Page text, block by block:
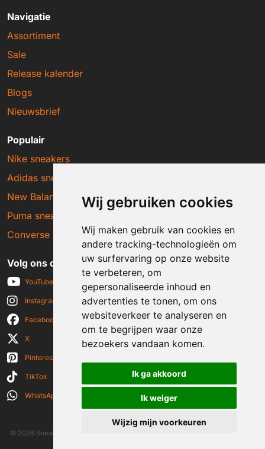
Wij gebruiken cookies
Wij maken gebruik van cookies en
andere tracking-technologieën om
uw surfervaring op onze website
te verbeteren, om
gepersonaliseerde inhoud en
advertenties te tonen, om ons
websiteverkeer te analyseren en
om te begrijpen waar onze
bezoekers vandaan komen.
Ik ga akkoord
Ik weiger
Wijzig mijn voorkeuren
Navigatie
Assortiment
Sale
Release kalender
Blogs
Nieuwsbrief
Populair
Nike sneakers
Adidas sneakers
New Balance sneakers
Puma sneakers
Converse sneakers
Volg ons op social media
YouTube
Instagram
Facebook
X
Pinterest
TikTok
WhatsApp
© 2026 Sneakerplaats.nl